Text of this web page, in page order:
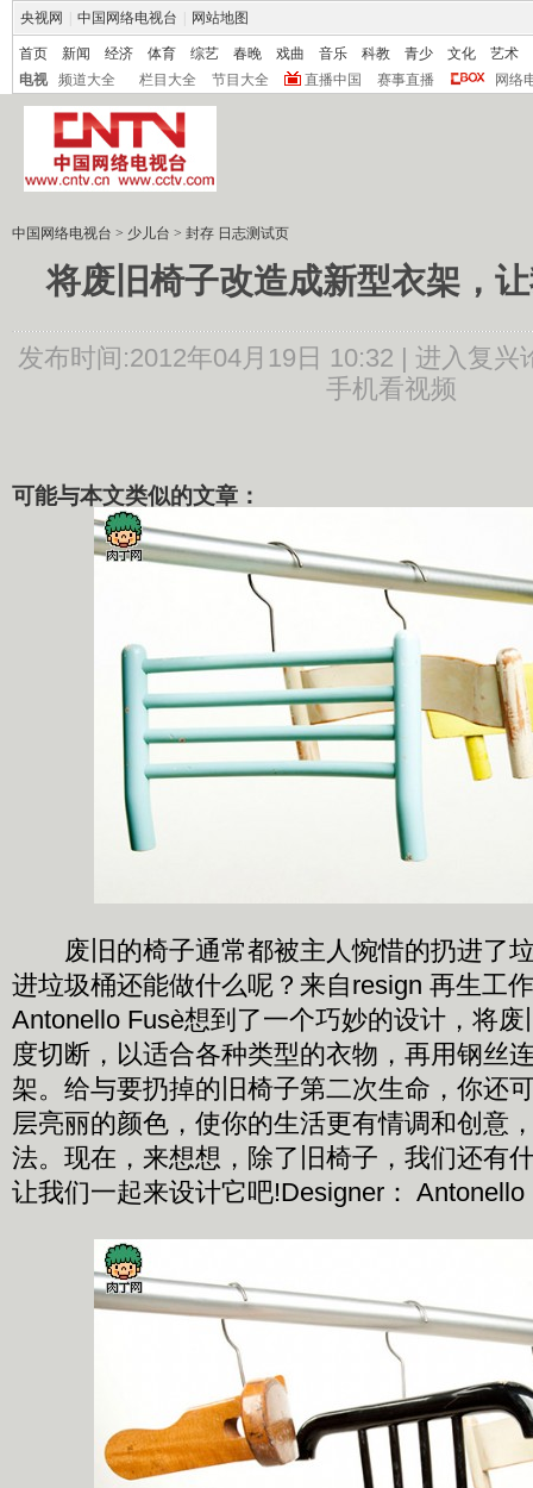
央视网 中国网络电视台 网站地图
首页 新闻 经济 体育 综艺 春晚 戏曲 音乐 科教 青少 文化
艺术
电视
频道大全 栏目大全 节目大全 直播中国 赛事直播 网络
中国网络电视台 > 少儿台 > 封存 日志测试页
将废旧椅子改造成新型衣架，
发布时间:2012年04月19日 10:32 | 进入复兴
手机看视频
可能与本文类似的文章：
废旧的椅子通常都被主人惋惜的扔进了
进垃圾桶还能做什么呢？来自resign 再生工
Antonello Fusè想到了一个巧妙的设计，将
度切断，以适合各种类型的衣物，再用钢丝
架。给与要扔掉的旧椅子第二次生命，你还
层亮丽的颜色，使你的生活更有情调和创意
法。现在，来想想，除了旧椅子，我们还有
让我们一起来设计它吧!Designer： Antonello